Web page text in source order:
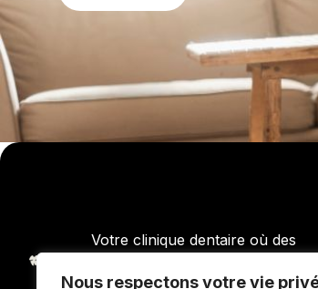
Nous respectons votre vie
Votre clinique dentaire où des
à votre service pour vous